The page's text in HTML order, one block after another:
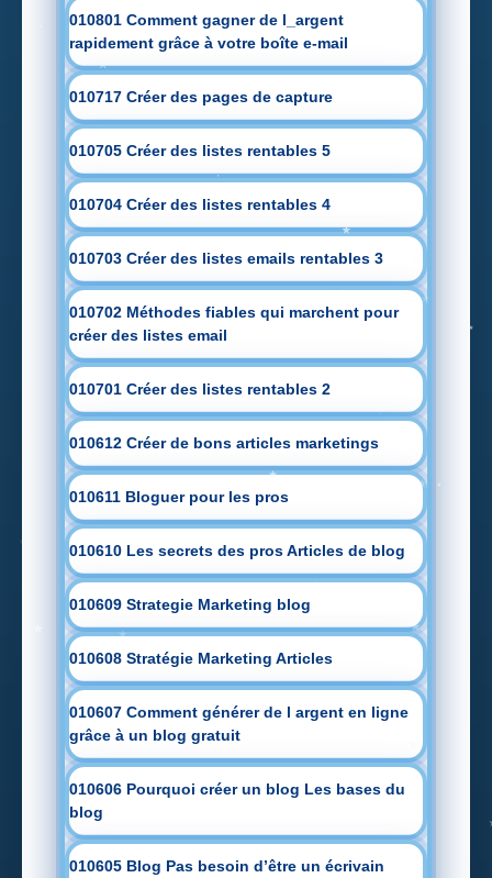
010801 Comment gagner de l_argent
rapidement grâce à votre boîte e-mail
010717 Créer des pages de capture
010705 Créer des listes rentables 5
010704 Créer des listes rentables 4
010703 Créer des listes emails rentables 3
010702 Méthodes fiables qui marchent pour
créer des listes email
010701 Créer des listes rentables 2
010612 Créer de bons articles marketings
010611 Bloguer pour les pros
010610 Les secrets des pros Articles de blog
010609 Strategie Marketing blog
010608 Stratégie Marketing Articles
010607 Comment générer de l argent en ligne
grâce à un blog gratuit
010606 Pourquoi créer un blog Les bases du
blog
010605 Blog Pas besoin d’être un écrivain